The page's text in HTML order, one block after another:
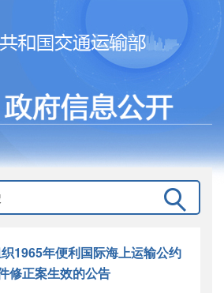
1965年便利国际海上运输公约
修正案生效的公告